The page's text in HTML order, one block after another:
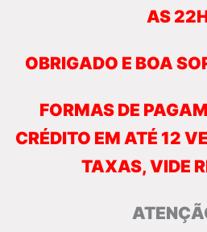
AS
OBRIGADO E BOA
FORMAS DE
CRÉDITO EM ATÉ 12
TAXAS, VIDE